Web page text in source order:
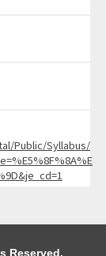
Public/Syllabus/
Reserved.